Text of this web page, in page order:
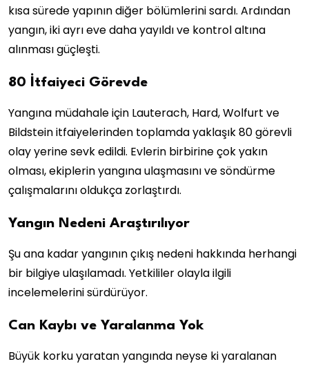
kısa sürede yapının diğer bölümlerini sardı. Ardından
yangın, iki ayrı eve daha yayıldı ve kontrol altına
alınması güçleşti.
80 İtfaiyeci Görevde
Yangına müdahale için Lauterach, Hard, Wolfurt ve
Bildstein itfaiyelerinden toplamda yaklaşık 80 görevli
olay yerine sevk edildi. Evlerin birbirine çok yakın
olması, ekiplerin yangına ulaşmasını ve söndürme
çalışmalarını oldukça zorlaştırdı.
Yangın Nedeni Araştırılıyor
Şu ana kadar yangının çıkış nedeni hakkında herhangi
bir bilgiye ulaşılamadı. Yetkililer olayla ilgili
incelemelerini sürdürüyor.
Can Kaybı ve Yaralanma Yok
Büyük korku yaratan yangında neyse ki yaralanan